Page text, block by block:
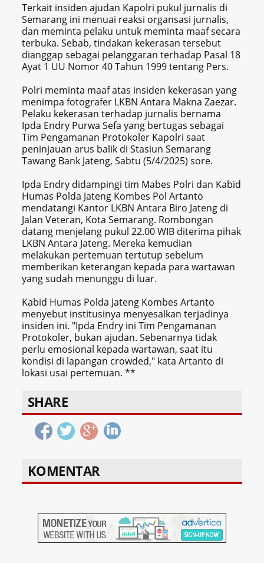
Terkait insiden ajudan Kapolri pukul jurnalis di
Semarang ini menuai reaksi organsasi jurnalis,
dan meminta pelaku untuk meminta maaf secara
terbuka. Sebab, tindakan kekerasan tersebut
dianggap sebagai pelanggaran terhadap Pasal 18
Ayat 1 UU Nomor 40 Tahun 1999 tentang Pers.
Polri meminta maaf atas insiden kekerasan yang
menimpa fotografer LKBN Antara Makna Zaezar.
Pelaku kekerasan terhadap jurnalis bernama
Ipda Endry Purwa Sefa yang bertugas sebagai
Tim Pengamanan Protokoler Kapolri saat
peninjauan arus balik di Stasiun Semarang
Tawang Bank Jateng, Sabtu (5/4/2025) sore.
Ipda Endry didampingi tim Mabes Polri dan Kabid
Humas Polda Jateng Kombes Pol Artanto
mendatangi Kantor LKBN Antara Biro Jateng di
Jalan Veteran, Kota Semarang. Rombongan
datang menjelang pukul 22.00 WIB diterima pihak
LKBN Antara Jateng. Mereka kemudian
melakukan pertemuan tertutup sebelum
memberikan keterangan kepada para wartawan
yang sudah menunggu di luar.
Kabid Humas Polda Jateng Kombes Artanto
menyebut institusinya menyesalkan terjadinya
insiden ini. "Ipda Endry ini Tim Pengamanan
Protokoler, bukan ajudan. Sebenarnya tidak
perlu emosional kepada wartawan, saat itu
kondisi di lapangan crowded," kata Artanto di
lokasi usai pertemuan. **
SHARE
KOMENTAR